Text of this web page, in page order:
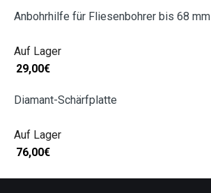
Anbohrhilfe für Fliesenbohrer bis 68 mm
Auf Lager
29,00€
Diamant-Schärfplatte
Auf Lager
76,00€